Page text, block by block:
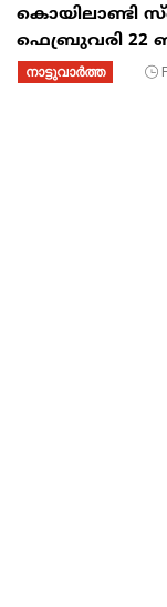
കൊയിലാണ്ടി
ഫെബ്രുവരി 22
നാട്ടുവാര്‍ത്ത